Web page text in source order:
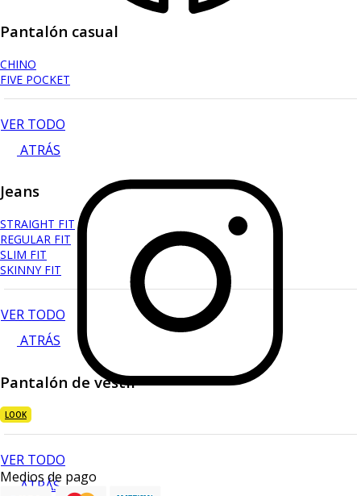
Pantalón casual
CHINO
FIVE POCKET
VER TODO
ATRÁS
Jeans
STRAIGHT FIT
REGULAR FIT
SLIM FIT
SKINNY FIT
VER TODO
ATRÁS
Pantalón de vestir
LOOK
VER TODO
ATRÁS
Medios de pago